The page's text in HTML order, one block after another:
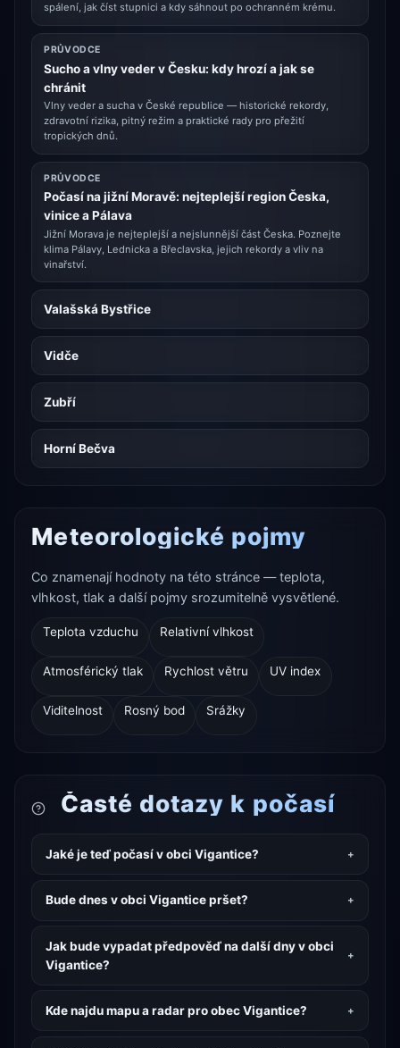
spálení, jak číst stupnici a kdy sáhnout po ochranném krému.
PRŮVODCE
Sucho a vlny veder v Česku: kdy hrozí a jak se
chránit
Vlny veder a sucha v České republice — historické rekordy,
zdravotní rizika, pitný režim a praktické rady pro přežití
tropických dnů.
PRŮVODCE
Počasí na jižní Moravě: nejteplejší region Česka,
vinice a Pálava
Jižní Morava je nejteplejší a nejslunnější část Česka. Poznejte
klima Pálavy, Lednicka a Břeclavska, jejich rekordy a vliv na
vinařství.
Valašská Bystřice
Vidče
Zubří
Horní Bečva
Meteorologické pojmy
Co znamenají hodnoty na této stránce — teplota,
vlhkost, tlak a další pojmy srozumitelně vysvětlené.
Teplota vzduchu Relativní vlhkost
Atmosférický tlak Rychlost větru UV index
Viditelnost Rosný bod Srážky
Časté dotazy k počasí
Jaké je teď počasí v obci Vigantice?
Bude dnes v obci Vigantice pršet?
Jak bude vypadat předpověď na další dny v obci
Vigantice?
Kde najdu mapu a radar pro obec Vigantice?